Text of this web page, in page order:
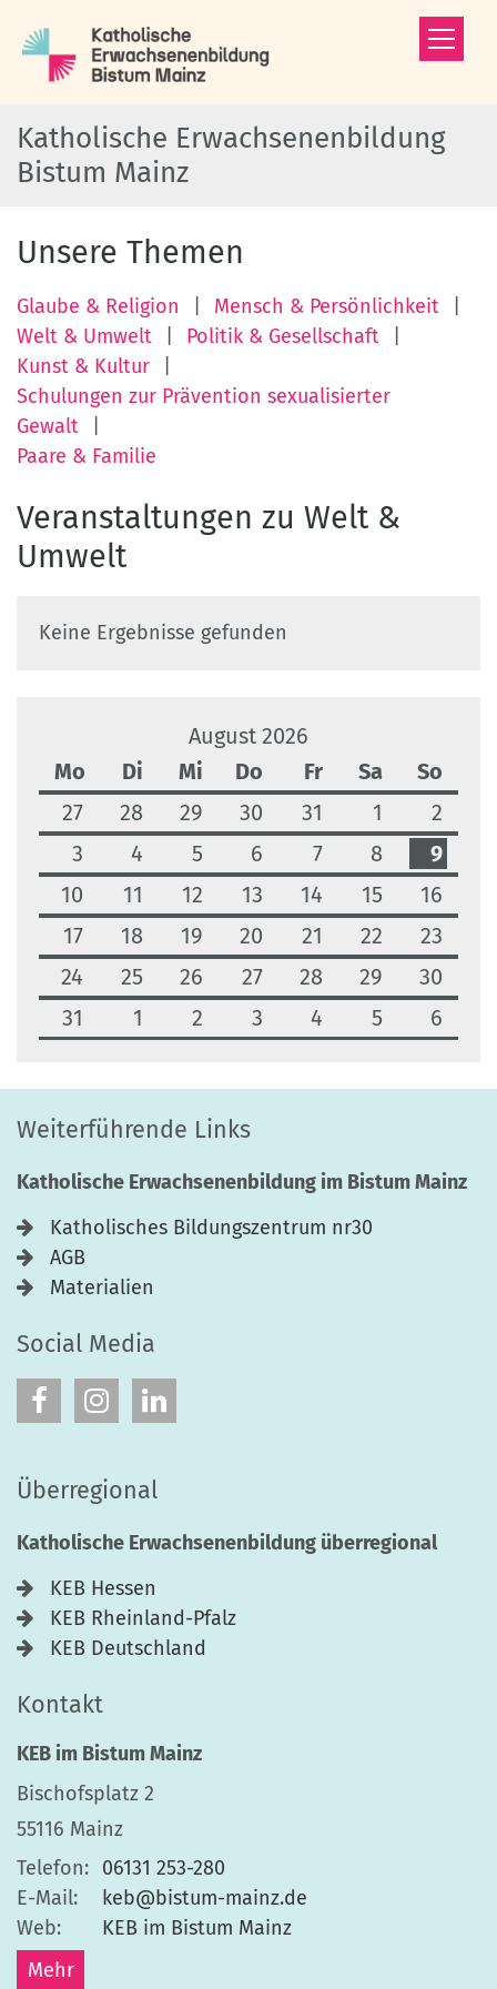
Katholische Erwachsenenbildung
Bistum Mainz
Unsere Themen
Glaube & Religion
Mensch & Persönlichkeit
Welt & Umwelt
Politik & Gesellschaft
Kunst & Kultur
Schulungen zur Prävention sexualisierter
Gewalt
Paare & Familie
Veranstaltungen zu Welt &
Umwelt
Keine Ergebnisse gefunden
August 2026
Mo
Di Mi Do Fr Sa
So
27
28 29 30 31 1
2
3
4 5 6 7 8
9
10
11 12 13 14 15
16
17
18 19 20 21 22
23
24
25 26 27 28 29
30
31
1 2 3 4 5 6
Weiterführende Links
Katholische Erwachsenenbildung im Bistum Mainz
Katholisches Bildungszentrum nr30
AGB
Materialien
Social Media
Überregional
Katholische Erwachsenenbildung überregional
KEB Hessen
KEB Rheinland-Pfalz
KEB Deutschland
Kontakt
KEB im Bistum Mainz
Bischofsplatz 2
55116 Mainz
Telefon: 06131 253-280
E-Mail:
keb@bistum-mainz.de
Web:
KEB im Bistum Mainz
Mehr